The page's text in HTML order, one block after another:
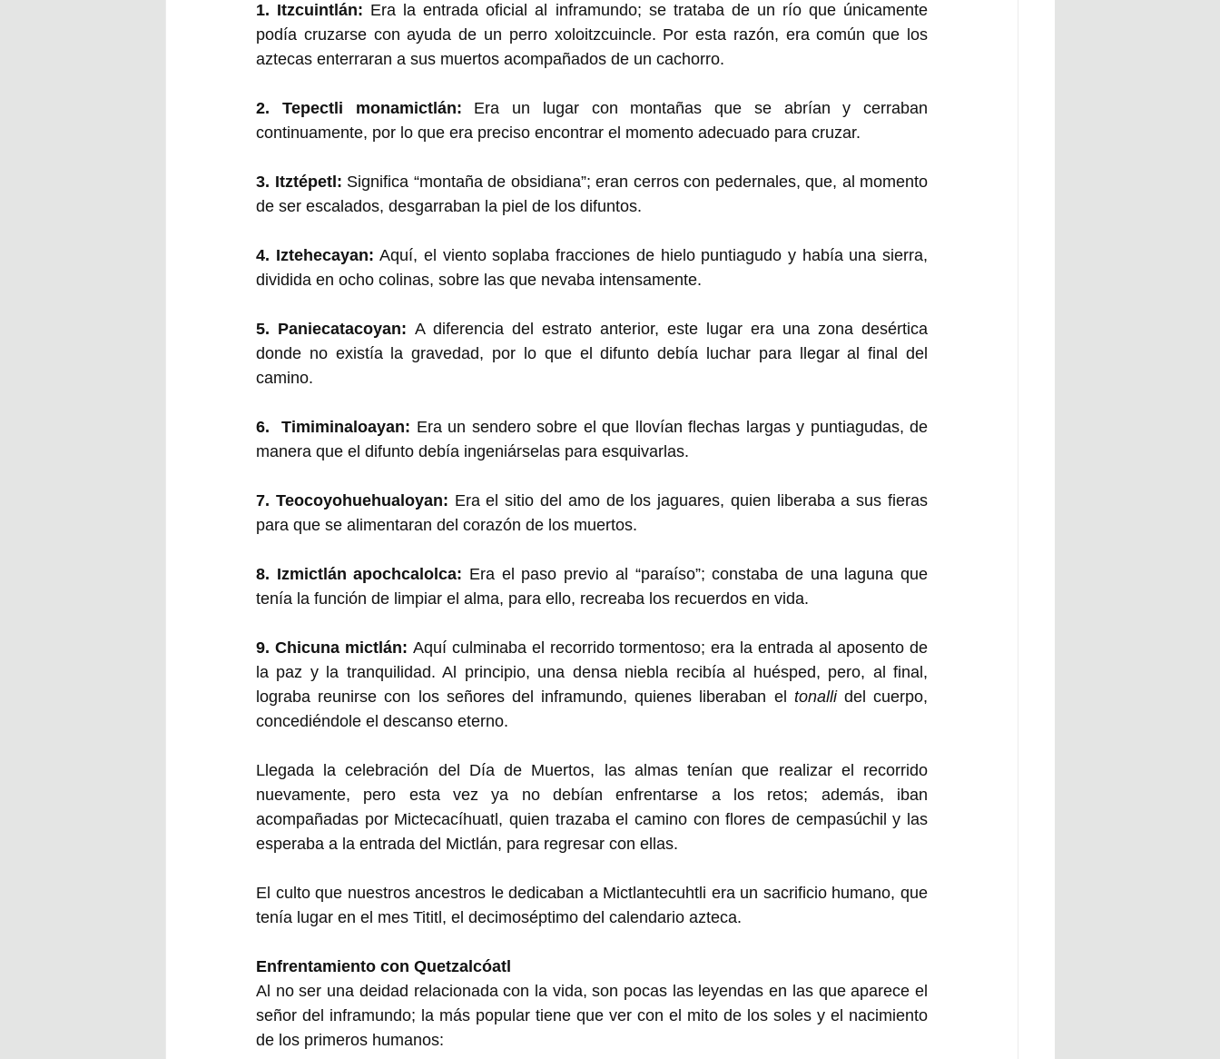
1. Itzcuintlán: Era la entrada oficial al inframundo; se trataba de un río que únicamente
podía cruzarse con ayuda de un perro xoloitzcuincle. Por esta razón, era común que los
aztecas enterraran a sus muertos acompañados de un cachorro.
2. Tepectli monamictlán: Era un lugar con montañas que se abrían y cerraban
continuamente, por lo que era preciso encontrar el momento adecuado para cruzar.
3. Itztépetl: Significa “montaña de obsidiana”; eran cerros con pedernales, que, al momento
de ser escalados, desgarraban la piel de los difuntos.
4. Iztehecayan: Aquí, el viento soplaba fracciones de hielo puntiagudo y había una sierra,
dividida en ocho colinas, sobre las que nevaba intensamente.
5. Paniecatacoyan: A diferencia del estrato anterior, este lugar era una zona desértica
donde no existía la gravedad, por lo que el difunto debía luchar para llegar al final del
camino.
6. Timiminaloayan: Era un sendero sobre el que llovían flechas largas y puntiagudas, de
manera que el difunto debía ingeniárselas para esquivarlas.
7. Teocoyohuehualoyan: Era el sitio del amo de los jaguares, quien liberaba a sus fieras
para que se alimentaran del corazón de los muertos.
8. Izmictlán apochcalolca: Era el paso previo al “paraíso”; constaba de una laguna que
tenía la función de limpiar el alma, para ello, recreaba los recuerdos en vida.
9. Chicuna mictlán: Aquí culminaba el recorrido tormentoso; era la entrada al aposento de
la paz y la tranquilidad. Al principio, una densa niebla recibía al huésped, pero, al final,
lograba reunirse con los señores del inframundo, quienes liberaban el tonalli del cuerpo,
concediéndole el descanso eterno.
Llegada la celebración del Día de Muertos, las almas tenían que realizar el recorrido
nuevamente, pero esta vez ya no debían enfrentarse a los retos; además, iban
acompañadas por Mictecacíhuatl, quien trazaba el camino con flores de cempasúchil y las
esperaba a la entrada del Mictlán, para regresar con ellas.
El culto que nuestros ancestros le dedicaban a Mictlantecuhtli era un sacrificio humano, que
tenía lugar en el mes Tititl, el decimoséptimo del calendario azteca.
Enfrentamiento con Quetzalcóatl
Al no ser una deidad relacionada con la vida, son pocas las leyendas en las que aparece el
señor del inframundo; la más popular tiene que ver con el mito de los soles y el nacimiento
de los primeros humanos: